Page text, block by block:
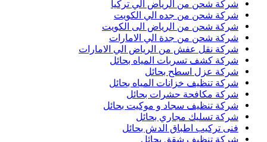
شركة شحن من الرياض الي تركيا
شركة شحن من جده الي الكويت
شركة شحن من الرياض الى الكويت
شركة شحن من جدة الي الامارات
شركة نقل عفش من الرياض الي الامارات
شركة كشف تسربات المياه بحائل
شركة عزل اسطح بحائل
شركة تنظيف خزانات المياه بحائل
شركة مكافحة حشرات بحائل
شركة تنظيف سجاد و موكيت بحائل
شركة تسليك مجاري بحائل
فنى تركيب اطباق الدش بحائل
شركة تنظيف شقق بحائل